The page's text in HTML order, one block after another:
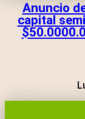
Anuncio
capital